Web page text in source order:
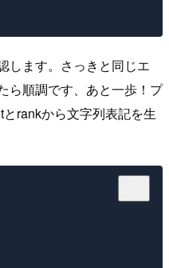
します。さっきと同じエ
ら順調です、あと一歩！プ
rankから文字列表記を生